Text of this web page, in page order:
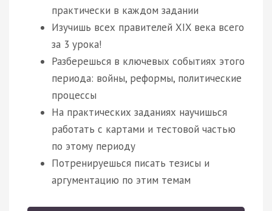
практически в каждом задании
Изучишь всех правителей XIX века всего
за 3 урока!
Разберешься в ключевых событиях этого
периода: войны, реформы, политические
процессы
На практических заданиях научишься
работать с картами и тестовой частью
по этому периоду
Потренируешься писать тезисы и
аргументацию по этим темам